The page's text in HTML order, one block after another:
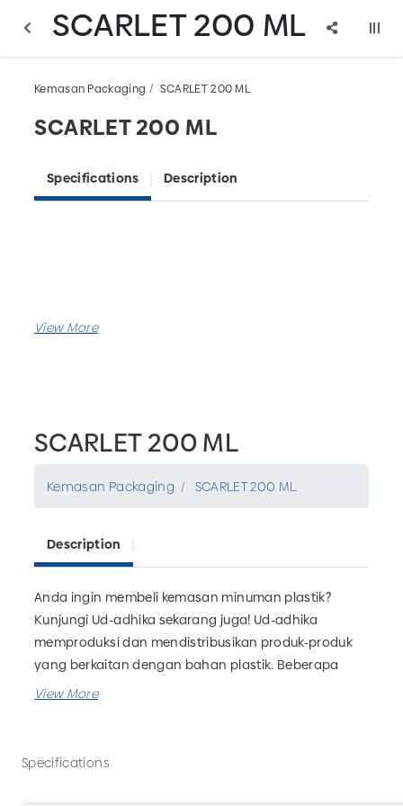
SCARLET 200 ML
Kemasan Packaging SCARLET 200 ML
SCARLET 200 ML
Specifications Description
SCARLET 200 ML
Kemasan Packaging SCARLET 200 ML
Description
Anda ingin membeli kemasan minuman plastik?
Kunjungi Ud-adhika sekarang juga! Ud-adhika
memproduksi dan mendistribusikan produk-produk
yang berkaitan dengan bahan plastik. Beberapa
kemasan yang dapat Anda temukan diantaranya
bisnis minuman Anda. UD Adhika juga menerima
Specifications